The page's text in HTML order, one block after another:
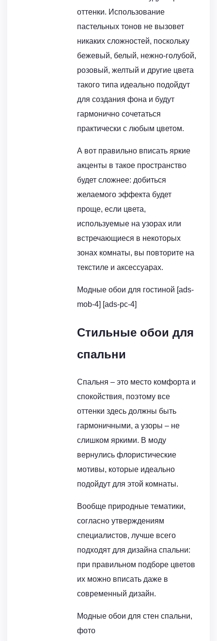
оттенки. Использование
пастельных тонов не вызовет
никаких сложностей, поскольку
бежевый, белый, нежно-голубой,
розовый, желтый и другие цвета
такого типа идеально подойдут
для создания фона и будут
гармонично сочетаться
практически с любым цветом.
А вот правильно вписать яркие
акценты в такое пространство
будет сложнее: добиться
желаемого эффекта будет
проще, если цвета,
используемые на узорах или
встречающиеся в некоторых
зонах комнаты, вы повторите на
текстиле и аксессуарах.
Модные обои для гостиной [ads-
mob-4] [ads-pc-4]
Стильные обои для
спальни
Спальня – это место комфорта и
спокойствия, поэтому все
оттенки здесь должны быть
гармоничными, а узоры – не
слишком яркими. В моду
вернулись флористические
мотивы, которые идеально
подойдут для этой комнаты.
Вообще природные тематики,
согласно утверждениям
специалистов, лучше всего
подходят для дизайна спальни:
при правильном подборе цветов
их можно вписать даже в
современный дизайн.
Модные обои для стен спальни,
фото